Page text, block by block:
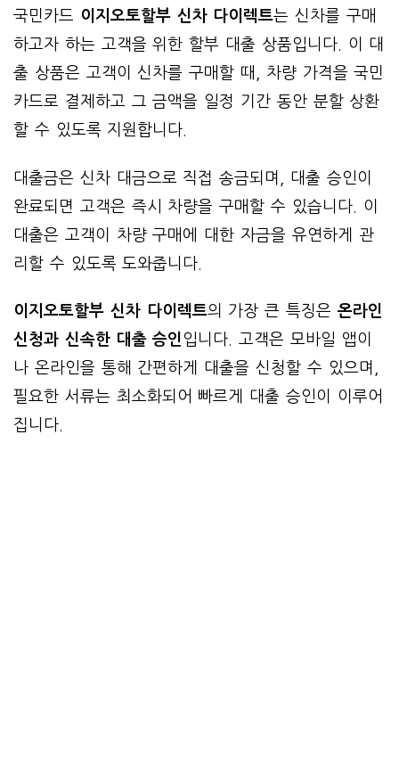
국민카드 이지오토할부 신차 다이렉트는 신차를 구매
하고자 하는 고객을 위한 할부 대출 상품입니다. 이 대
출 상품은 고객이 신차를 구매할 때, 차량 가격을 국민
카드로 결제하고 그 금액을 일정 기간 동안 분할 상환
할 수 있도록 지원합니다.
대출금은 신차 대금으로 직접 송금되며, 대출 승인이
완료되면 고객은 즉시 차량을 구매할 수 있습니다. 이
대출은 고객이 차량 구매에 대한 자금을 유연하게 관
리할 수 있도록 도와줍니다.
이지오토할부 신차 다이렉트의 가장 큰 특징은 온라인
신청과 신속한 대출 승인 입니다. 고객은 모바일 앱이
나 온라인을 통해 간편하게 대출을 신청할 수 있으며,
필요한 서류는 최소화되어 빠르게 대출 승인이 이루어
집니다.